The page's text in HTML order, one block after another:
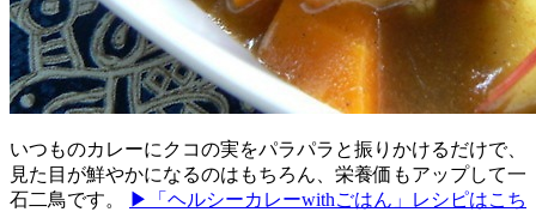
いつものカレーにクコの実をパラパラと振りかけるだけで、
見た目が鮮やかになるのはもちろん、栄養価もアップして一
石二鳥です。
▶「ヘルシーカレーwithごはん」レシピはこち